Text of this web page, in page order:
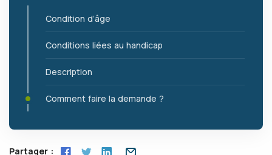
Condition d’âge
Conditions liées au handicap
Description
Comment faire la demande ?
Partager :